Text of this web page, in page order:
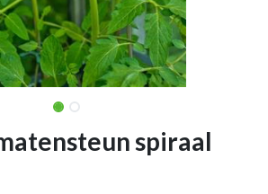
spiraal